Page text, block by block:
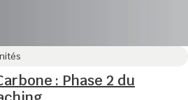
: Phase 2 du